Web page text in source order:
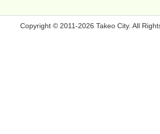
Copyright © 2011-2026 Takeo City. All